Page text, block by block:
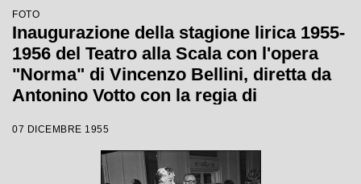
FOTO
Inaugurazione della stagione lirica 1955-
1956 del Teatro alla Scala con l'opera
"Norma" di Vincenzo Bellini, diretta da
Antonino Votto con la regia di
07 DICEMBRE 1955